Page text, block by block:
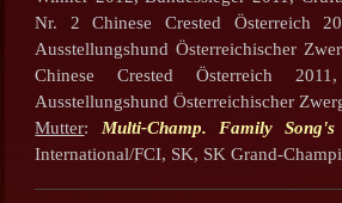
Nr. 2 Chinese Crested Österreich
Ausstellungshund Österreichischer
Chinese Crested Österreich
Ausstellungshund Österreichischer
Mutter: Multi-Champ. Family
International/FCI, SK, SK Grand-